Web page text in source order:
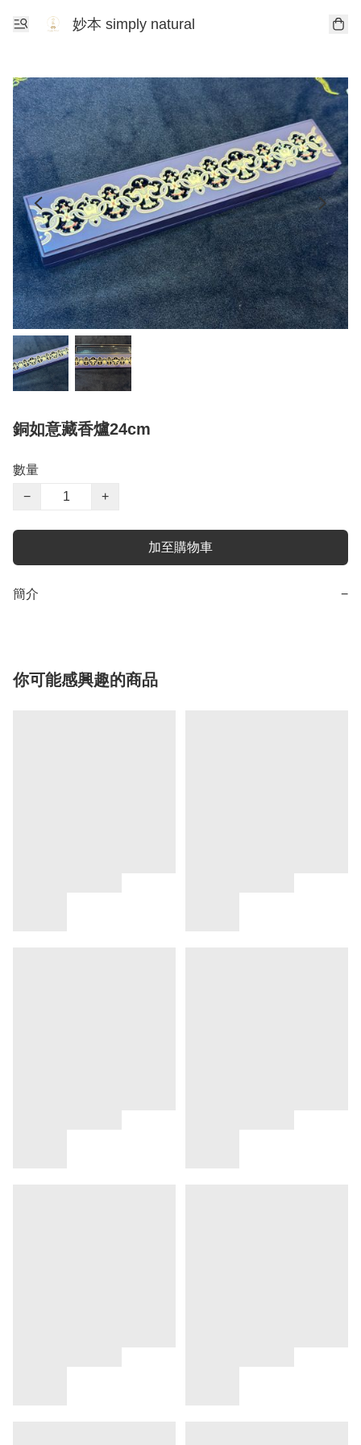
妙本 simply natural
銅如意藏香爐24cm
數量
−
+
加至購物車
簡介 −
你可能感興趣的商品